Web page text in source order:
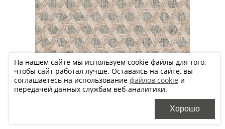
На нашем сайте мы используем cookie файлы для того,
чтобы сайт работал лучше. Оставаясь на сайте, вы
соглашаетесь на использование файлов cookie и
передачей данных службам веб-аналитики.
Хорошо